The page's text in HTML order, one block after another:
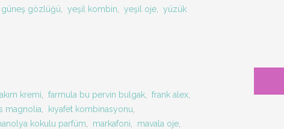
gözlüğü yeşil kombin yeşil oje, yüzük
kremi farmula bu pervin bulgak frank alex
magnolia kıyafet kombinasyonu
kokulu parfüm markafoni mavala oje